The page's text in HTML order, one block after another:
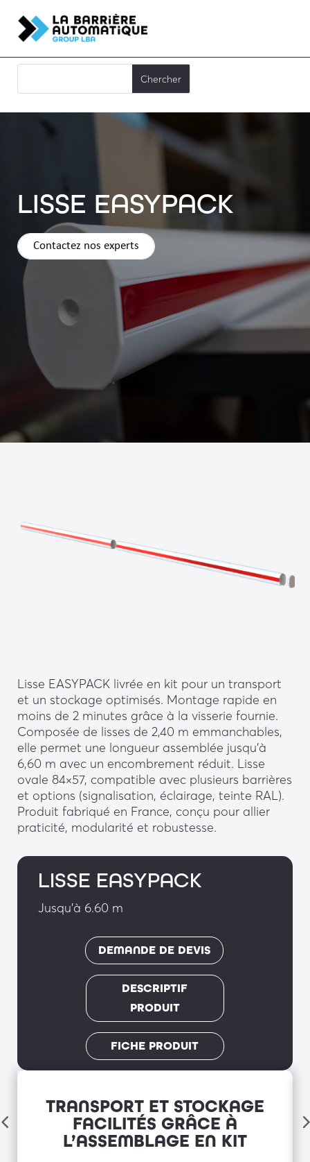
LISSE EASYPACK
Contactez nos experts
Lisse EASYPACK livrée en kit pour un transport
et un stockage optimisés. Montage rapide en
moins de 2 minutes grâce à la visserie fournie.
Composée de lisses de 2,40 m emmanchables,
elle permet une longueur assemblée jusqu’à
6,60 m avec un encombrement réduit. Lisse
ovale 84×57, compatible avec plusieurs barrières
et options (signalisation, éclairage, teinte RAL).
Produit fabriqué en France, conçu pour allier
praticité, modularité et robustesse.
LISSE EASYPACK
Jusqu'à 6.60 m
DEMANDE DE DEVIS
DESCRIPTIF
PRODUIT
FICHE PRODUIT
TRANSPORT ET STOCKAGE
FACILITÉS GRÂCE À
L’ASSEMBLAGE EN KIT